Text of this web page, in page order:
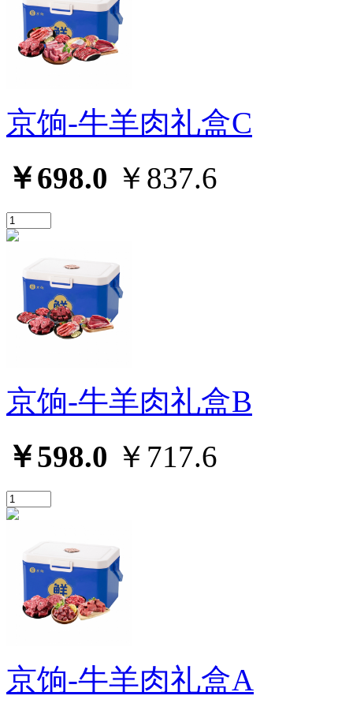
京饷-牛羊肉礼盒C
￥698.0 ￥837.6
京饷-牛羊肉礼盒B
￥598.0 ￥717.6
京饷-牛羊肉礼盒A